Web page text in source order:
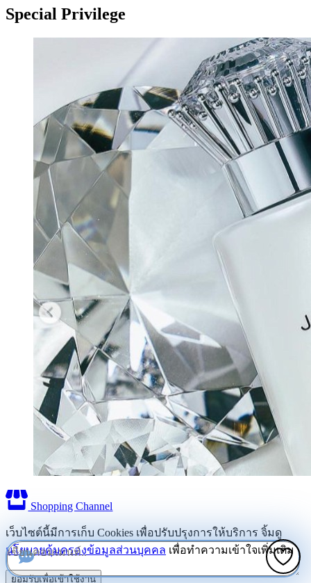
Special Privilege
Shopping Channel
เว็บไซต์นี้มีการเก็บ Cookies เพื่อปรับปรุงการให้บริการ จิ้มดู
นโยบายคุ้มครองข้อมูลส่วนบุคคล เพื่อทำความเข้าใจเพิ่มเติม
ยอมรับเพื่อเข้าใช้งาน